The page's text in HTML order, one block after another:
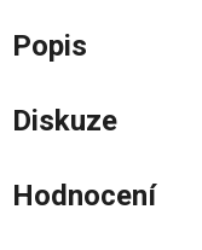
Popis
Diskuze
Hodnocení